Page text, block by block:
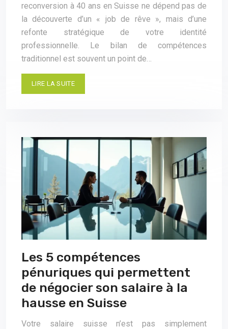
reconversion à 40 ans en Suisse ne dépend pas de
la découverte d’un « job de rêve », mais d’une
refonte stratégique de votre identité
professionnelle. Le bilan de compétences
traditionnel est souvent un point de…
LIRE LA SUITE
Les 5 compétences
pénuriques qui permettent
de négocier son salaire à la
hausse en Suisse
Votre salaire suisse n’est pas simplement